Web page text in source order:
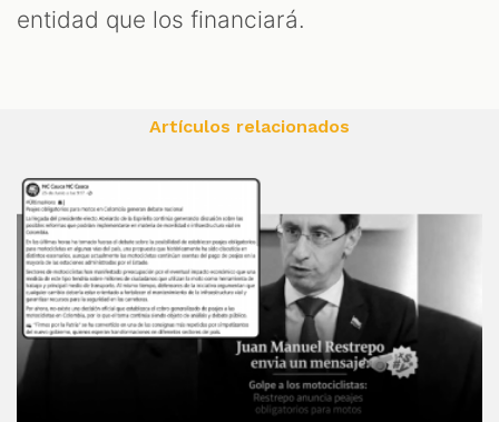
entidad que los financiará.
Artículos relacionados